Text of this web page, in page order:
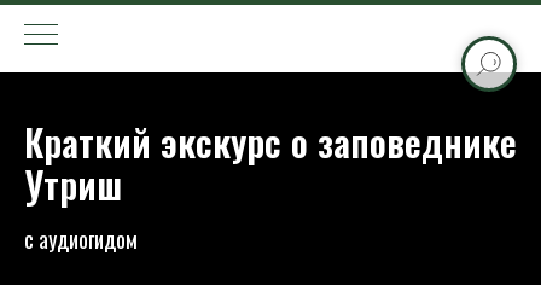
Краткий экскурс о заповеднике
Утриш
с аудиогидом